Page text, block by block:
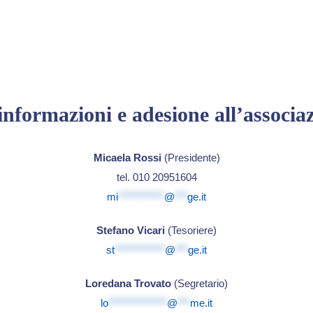
e adesione
Micaela Rossi (Presidente)
tel. 010 20951604
mi
@ ge.it
Stefano Vicari (Tesoriere)
st
@ ge.it
Loredana Trovato (Segretario)
lo
@ me.it